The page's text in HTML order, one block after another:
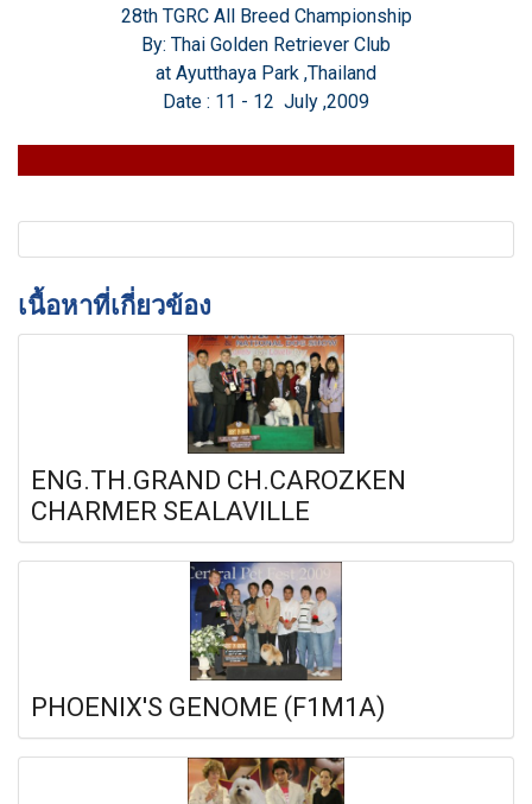
28th TGRC All Breed Championship
By: Thai Golden Retriever Club
at Ayutthaya Park ,Thailand
Date : 11 - 12 July ,2009
เนื้อหาที่เกี่ยวข้อง
ENG.TH.GRAND CH.CAROZKEN
CHARMER SEALAVILLE
PHOENIX'S GENOME (F1M1A)